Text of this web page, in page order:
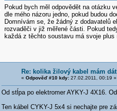
Pokud bych měl odpovědět na otázku
dle mého názoru jedno, pokud budou
Domnívám se, že žádný z dodavatelů
rozvaděči v již měřené části. Pokud
každá z těchto soustavu má svoje plus
Re: kolika žilový kabel mám
« Odpověď #10 kdy:27.02.2011, 00:19 »
Od stĺpa po elektromer AYKY-J 4X16.
Ten kábel CYKY-J 5x4 si nechajte pre